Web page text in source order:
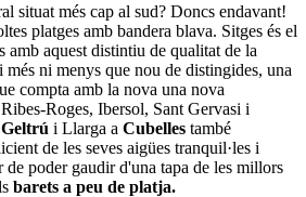
situat més cap al sud? Doncs endavant!
platges amb bandera blava. Sitges és el
amb aquest distintiu de qualitat de la
ni menys que nou de distingides, una
compta amb la nova una nova
Roges, Ibersol, Sant Gervasi i
i Llarga a Cubelles també
de les seves aigües tranquil·les i
de poder gaudir d'una tapa de les millors
barets a peu de platja.